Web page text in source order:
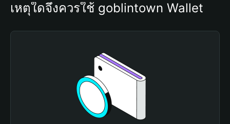
เหตุใดจึงควรใช้ goblintown Wallet